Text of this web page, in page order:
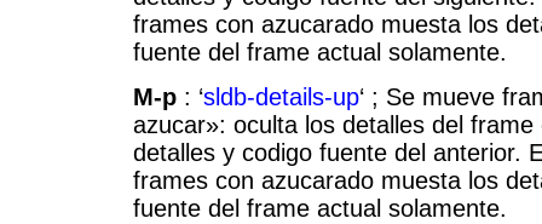
frames con azucarado muesta los
fuente del frame actual solamente.
M-p : ‘sldb-details-up‘ ; Se mueve
azucar»: oculta los detalles del
detalles y codigo fuente del anterior.
frames con azucarado muesta los
fuente del frame actual solamente.